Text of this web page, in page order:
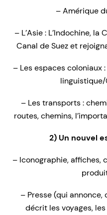
– Amérique
– L’Asie : L’Indochine,
Canal de Suez et
– Les espaces coloniaux
– Les transports :
routes, chemins,
2) Un nouvel
– Iconographie, affiches,
– Presse (qui
décrit les voyages,